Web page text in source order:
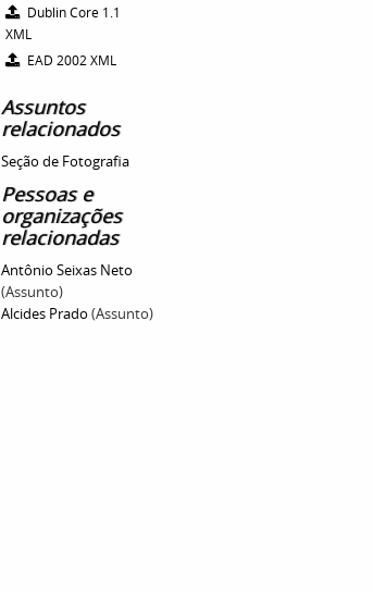
Dublin Core 1.1
XML
EAD 2002 XML
Assuntos
relacionados
Seção de Fotografia
Pessoas e
organizações
relacionadas
Antônio Seixas Neto
(Assunto)
Alcides Prado (Assunto)